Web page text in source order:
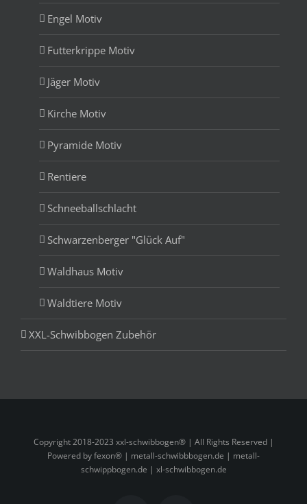
Engel Motiv
Futterkrippe Motiv
Jäger Motiv
Kirche Motiv
Pyramide Motiv
Rentiere
Schneeballschlacht
Schwarzenberger "Glück Auf"
Waldhaus Motiv
Waldtiere Motiv
XXL-Schwibbogen Zubehör
Copyright 2018-2023 xxl-schwibbogen® | All Rights Reserved |
Powered by fexon® | metall-schwibbbogen.de | metall-
schwippbogen.de | xl-schwibbogen.de